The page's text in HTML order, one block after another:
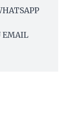
EMAIL